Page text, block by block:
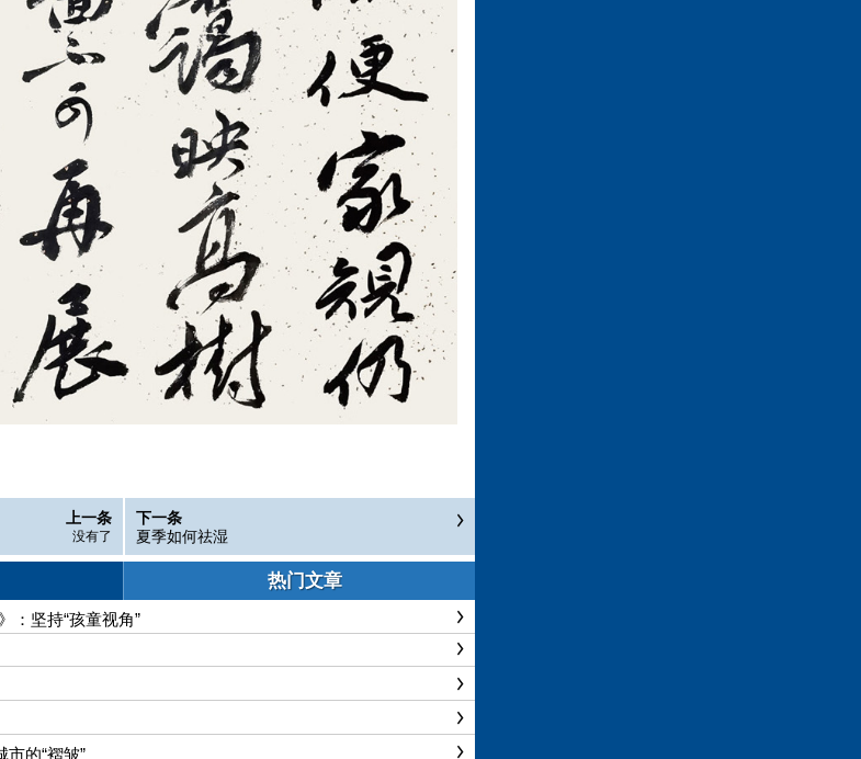
上一条
没有了
下一条
夏季如何祛湿
热门文章
：坚持“孩童视角”
市的“褶皱”